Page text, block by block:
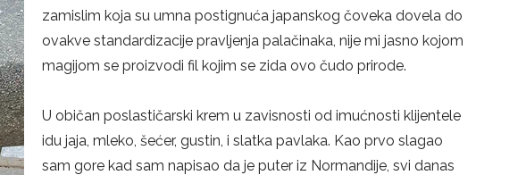
zamislim koja su umna postignuća japanskog čoveka dovela do
ovakve standardizacije pravljenja palačinaka, nije mi jasno kojom
magijom se proizvodi fil kojim se zida ovo čudo prirode.
U običan poslastičarski krem u zavisnosti od imućnosti klijentele
idu jaja, mleko, šećer, gustin, i slatka pavlaka. Kao prvo slagao
sam gore kad sam napisao da je puter iz Normandije, svi danas